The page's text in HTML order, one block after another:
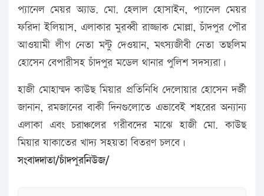
প্যানেল মেয়র অ্যাড. মো. হেলাল হোসাইন, প্যানেল মেয়র
ফরিদা ইলিয়াস, এলাকার মুরব্বী রাজ্জাক মোল্লা, চাঁদপুর পৌর
আওয়ামী লীগ নেতা মন্টু দেওয়ান, মৎস্যজীবী নেতা তছলিম
হোসেন বেপারীসহ চাঁদপুর মডেল থানার পুলিশ সদস্যরা।
হাজী মোহাম্মদ কাউছ মিয়ার প্রতিনিধি দেলোয়ার হোসেন দর্জী
জানান, রমজানের বাকী দিনগুলোতে এভাবেই শহরের অন্যান্য
এলাকা এবং চরাঞ্চলের গরীবদের মাঝে হাজী মো. কাউছ
মিয়ার যাকাতের খাদ্য সহয়তা বিতরণ চলবে।
সংবাদদাতা/চাঁদপুরনিউজ/